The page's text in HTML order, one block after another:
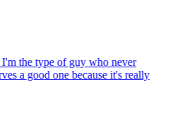
the type of guy who never
a good one because it's really